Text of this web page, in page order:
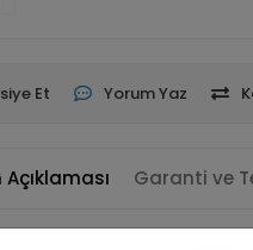
Et Yorum Yaz
Açıklaması Garanti ve